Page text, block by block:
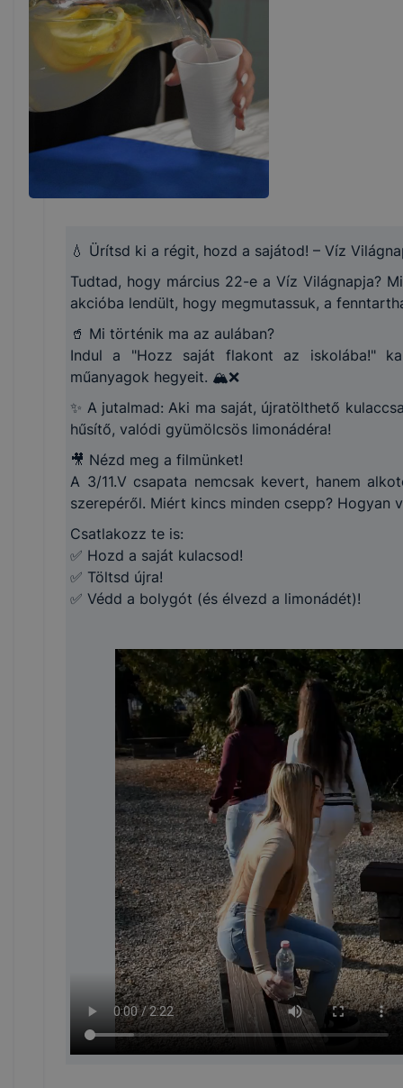
💧 Ürítsd ki a régit, hozd a sajátod! – Víz
Tudtad, hogy március 22-e a Víz Világnapja?
akcióba lendült, hogy megmutassuk, a
🥤 Mi történik ma az aulában?
Indul a "Hozz saját flakont az iskolába!"
műanyagok hegyeit. 🏔️❌
✨ A jutalmad: Aki ma saját, újratölthető
hűsítő, valódi gyümölcsös limonádéra!
🎥 Nézd meg a filmünket!
A 3/11.V csapata nemcsak kevert, hanem
szerepéről. Miért kincs minden csepp? Hogyan
Csatlakozz te is:
✅ Hozd a saját kulacsod!
✅ Töltsd újra!
✅ Védd a bolygót (és élvezd a limonádét)!